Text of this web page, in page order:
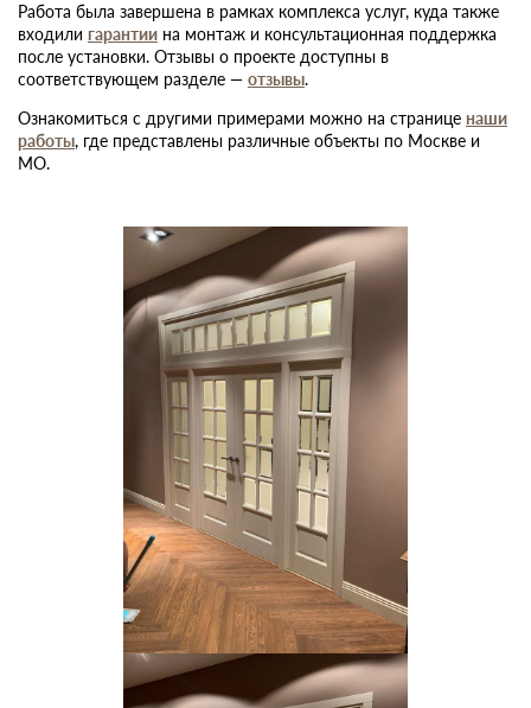
Работа была завершена в рамках комплекса услуг, куда также
входили гарантии на монтаж и консультационная поддержка
после установки. Отзывы о проекте доступны в
соответствующем разделе — отзывы.
Ознакомиться с другими примерами можно на странице наши
работы, где представлены различные объекты по Москве и
МО.